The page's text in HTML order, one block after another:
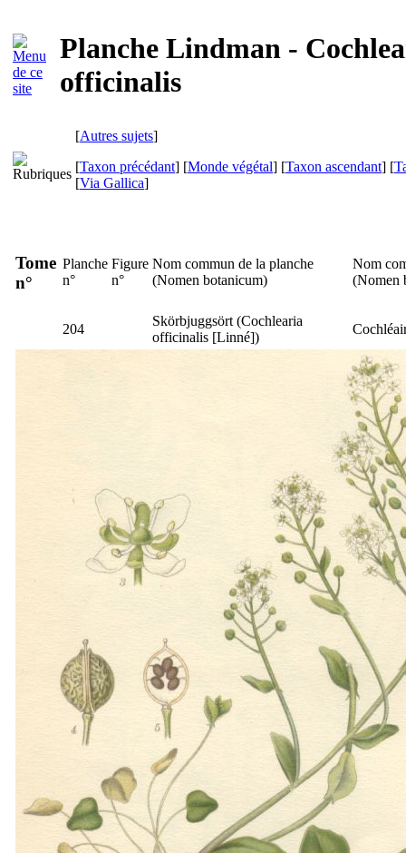
Planche Lindman -
officinalis
[Autres sujets]
[Taxon précédant] [Monde végétal] [Taxon ascendant] [
[Via Gallica]
Tome
n°
Planche
n°
Figure
n°
Nom commun de la planche
(Nomen botanicum)
Nom
(Nomen
204
Skörbjuggsört (Cochlearia
officinalis [Linné])